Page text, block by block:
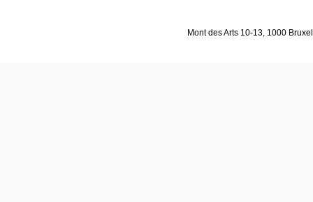
Mont des Arts 10-13, 1000